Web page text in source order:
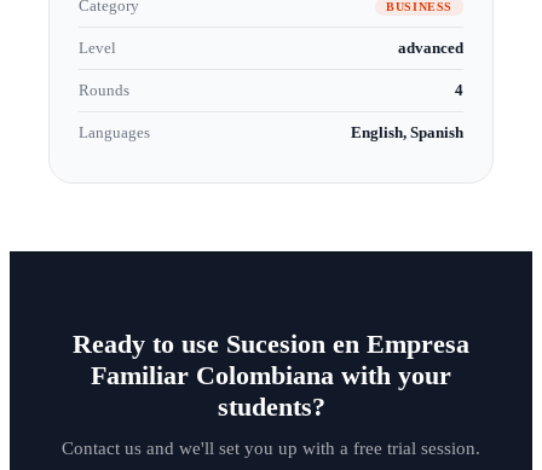
Category BUSINESS
Level advanced
Rounds 4
Languages English, Spanish
Ready to use Sucesion en Empresa
Familiar Colombiana with your
students?
Contact us and we'll set you up with a free trial session.